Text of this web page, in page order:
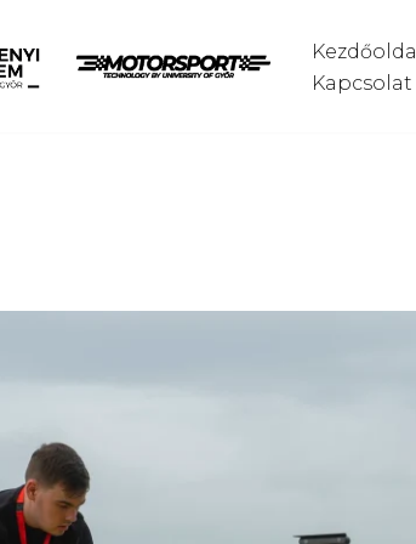
Kezdőoldal
Kapcsolat